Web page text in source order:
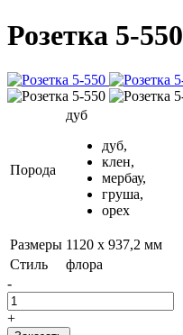
Розетка 5-550
Порода
дуб
дуб,
клен,
мербау,
груша,
орех
Размеры 1120 х 937,2 мм
Стиль
флора
-
+